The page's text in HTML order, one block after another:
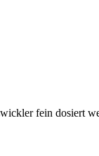
fein dosiert